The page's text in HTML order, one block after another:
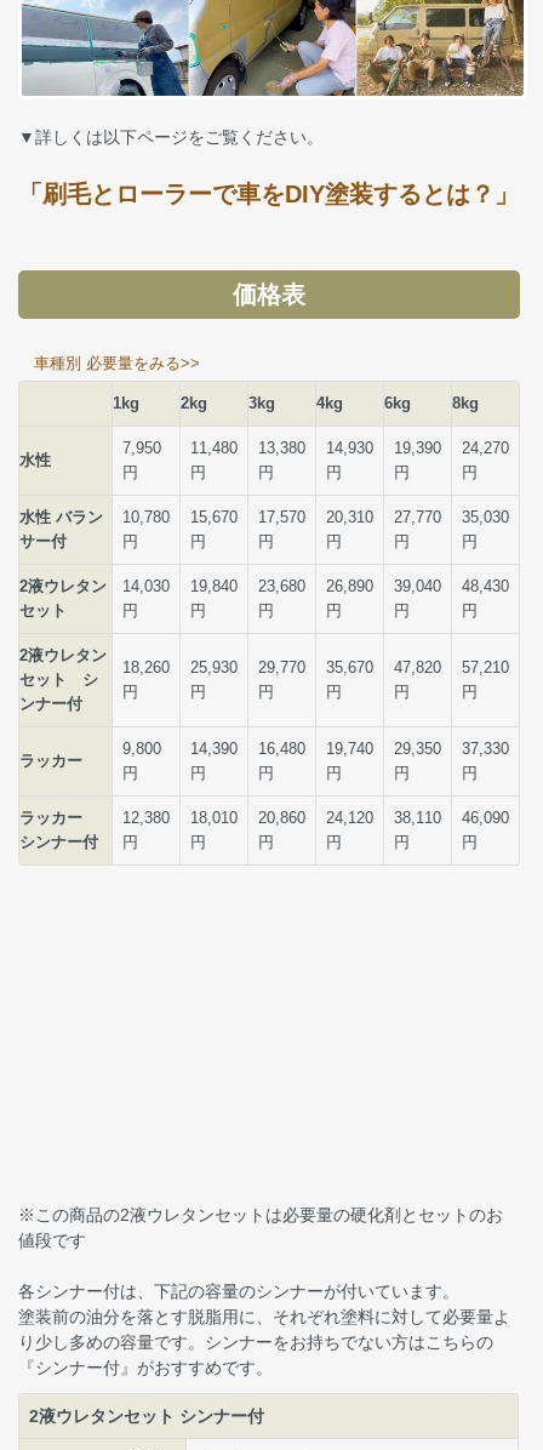
▼詳しくは以下ページをご覧ください。
「刷毛とローラーで車をDIY塗装するとは？」
価格表
車種別 必要量をみる>>
※この商品の2液ウレタンセットは必要量の硬化剤とセットのお
値段です
各シンナー付は、下記の容量のシンナーが付いています。
塗装前の油分を落とす脱脂用に、それぞれ塗料に対して必要量よ
り少し多めの容量です。シンナーをお持ちでない方はこちらの
『シンナー付』がおすすめです。
2液ウレタンセット シンナー付